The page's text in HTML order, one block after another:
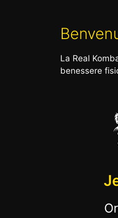
La Real
benessere